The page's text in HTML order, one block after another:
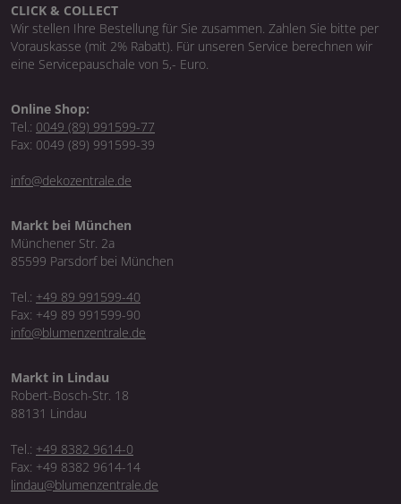
CLICK & COLLECT
Wir stellen Ihre Bestellung für Sie zusammen. Zahlen Sie bitte per
Vorauskasse (mit 2% Rabatt). Für unseren Service berechnen wir
eine Servicepauschale von 5,- Euro.
Online Shop:
Tel.: 0049 (89) 991599-77
Fax: 0049 (89) 991599-39
info@dekozentrale.de
Markt bei München
Münchener Str. 2a
85599 Parsdorf bei München
Tel.: +49 89 991599-40
Fax: +49 89 991599-90
info@blumenzentrale.de
Markt in Lindau
Robert-Bosch-Str. 18
88131 Lindau
Tel.: +49 8382 9614-0
Fax: +49 8382 9614-14
lindau@blumenzentrale.de